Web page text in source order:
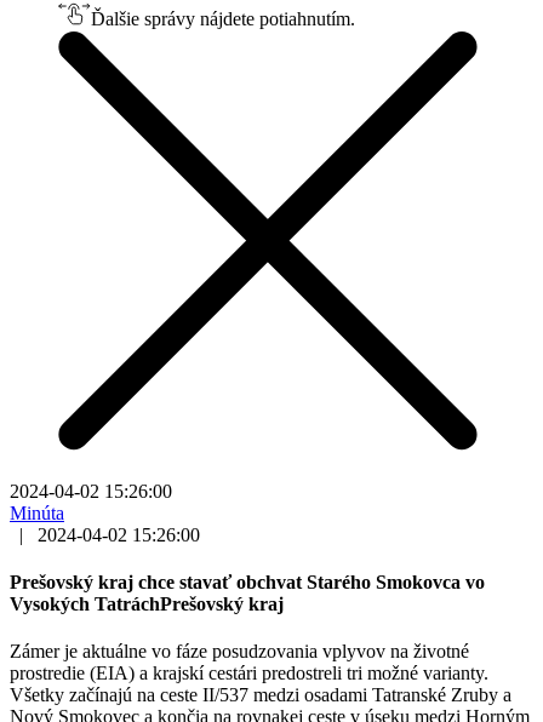
Ďalšie správy nájdete potiahnutím.
2024-04-02 15:26:00
Minúta
|
2024-04-02 15:26:00
Prešovský kraj chce stavať obchvat Starého Smokovca vo
Vysokých TatráchPrešovský kraj
Zámer je aktuálne vo fáze posudzovania vplyvov na životné
prostredie (EIA) a krajskí cestári predostreli tri možné varianty.
Všetky začínajú na ceste II/537 medzi osadami Tatranské Zruby a
Nový Smokovec a končia na rovnakej ceste v úseku medzi Horným